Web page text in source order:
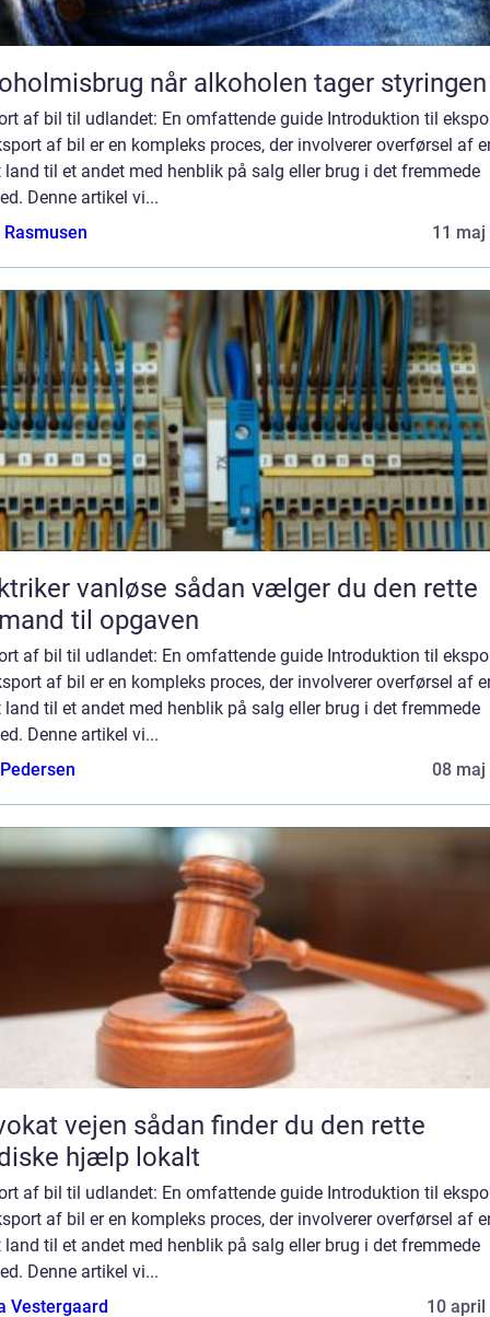
Alkoholmisbrug når alkoholen tager styringen
af bil til udlandet: En omfattende guide Introduktion til
af bil er en kompleks proces, der involverer overførsel af
land til et andet med henblik på salg eller brug i det fremmede
Denne artikel vi...
11 maj
vanløse sådan vælger du den rette
til opgaven
af bil til udlandet: En omfattende guide Introduktion til
af bil er en kompleks proces, der involverer overførsel af
land til et andet med henblik på salg eller brug i det fremmede
Denne artikel vi...
08 maj
sådan finder du den rette
hjælp lokalt
af bil til udlandet: En omfattende guide Introduktion til
af bil er en kompleks proces, der involverer overførsel af
land til et andet med henblik på salg eller brug i det fremmede
Denne artikel vi...
Vestergaard
10 april